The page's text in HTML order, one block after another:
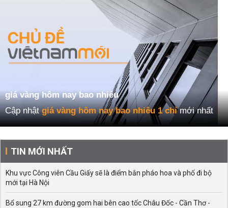
giá vàng hôm nay bao nhiêu
Cập nhậtgiá vàng hôm nay bao nhiêu 1 chỉmới nhất
TIN MỚI NHẤT
Khu vực Công viên Cầu Giấy sẽ là điểm bắn pháo hoa và phố đi bộ
mới tại Hà Nội
Bổ sung 27 km đường gom hai bên cao tốc Châu Đốc - Cần Thơ -